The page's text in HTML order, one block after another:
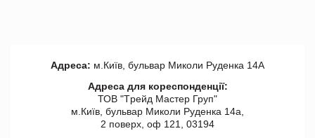
Адреса: м.Київ, бульвар Миколи Руденка 14А
Адреса для кореспонденції:
ТОВ "Tрейд Мастер Груп"
м.Київ, бульвар Миколи Руденка 14а,
2 поверх, оф 121, 03194